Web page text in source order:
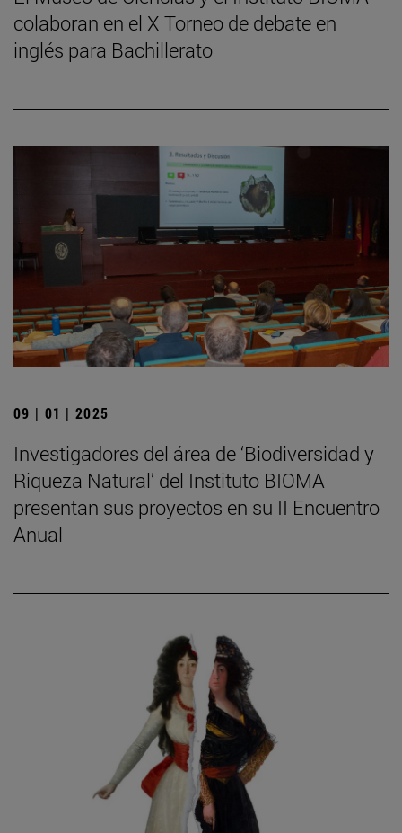
colaboran en el X Torneo de debate en
inglés para Bachillerato
09 | 01 | 2025
Investigadores del área de ‘Biodiversidad y
Riqueza Natural’ del Instituto BIOMA
presentan sus proyectos en su II Encuentro
Anual